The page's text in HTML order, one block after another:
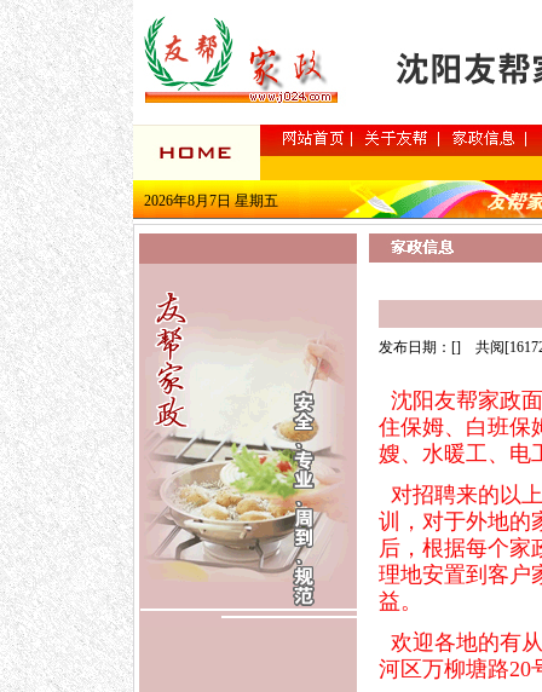
2026年8月7日 星期五
发布日期：[] 共阅
沈阳友帮家政
住保姆、白班保
嫂、水暖工、电
对招聘来的以
训，对于外地的
后，根据每个家
理地安置到客户
益。
欢迎各地的有
河区万柳塘路20